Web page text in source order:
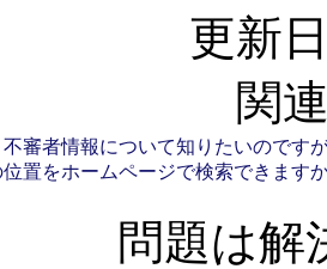
更新
関
審者情報について知りたいのです
置をホームページで検索できます
問題は解